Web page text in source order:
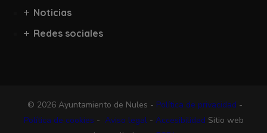
Noticias
Redes sociales
© 2026 Ayuntamiento de Nules - Política de privacidad -
Política de cookies - Aviso legal- Accesibilidad Sitio web